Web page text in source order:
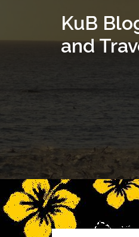
Inhalt
KuB
and